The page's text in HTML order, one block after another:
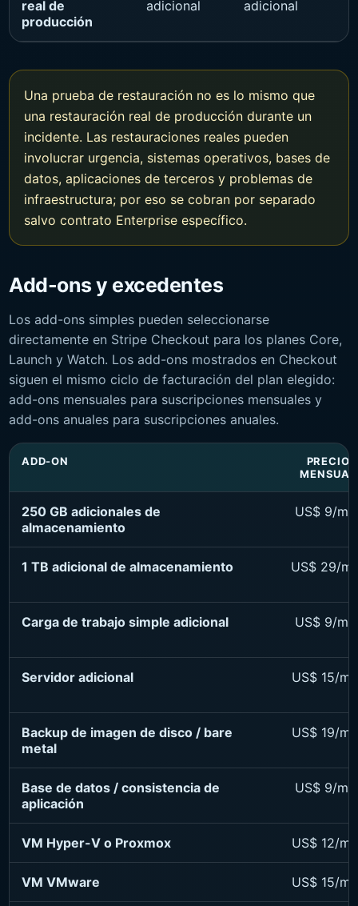
real de
producción
adicional adicional
Una prueba de restauración no es lo mismo que
una restauración real de producción durante un
incidente. Las restauraciones reales pueden
involucrar urgencia, sistemas operativos, bases de
datos, aplicaciones de terceros y problemas de
infraestructura; por eso se cobran por separado
salvo contrato Enterprise específico.
Add-ons y excedentes
Los add-ons simples pueden seleccionarse
directamente en Stripe Checkout para los planes Core,
Launch y Watch. Los add-ons mostrados en Checkout
siguen el mismo ciclo de facturación del plan elegido:
add-ons mensuales para suscripciones mensuales y
add-ons anuales para suscripciones anuales.
ADD-ON
PRECIO
MENSUAL
250 GB adicionales de
almacenamiento
US$ 9/
1 TB adicional de almacenamiento US$ 29/
Carga de trabajo simple adicional US$ 9/
Servidor adicional US$ 15/
Backup de imagen de disco / bare
metal
US$ 19/
Base de datos / consistencia de
aplicación
US$ 9/
VM Hyper-V o Proxmox US$ 12/
VM VMware US$ 15/